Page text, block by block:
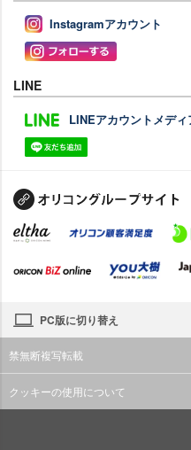
Instagramアカウント
LINE
LINEアカウントメディ
PC版に切り替え
禁無断複写転載
クッキーの使用について